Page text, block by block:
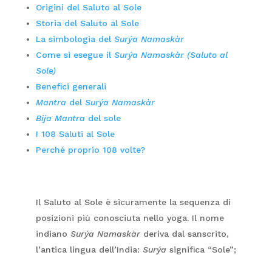
Origini del Saluto al Sole
Storia del Saluto al Sole
La simbologia del Surýa Namaskàr
Come si esegue il Surýa Namaskàr (Saluto al
Sole)
Benefici generali
Mantradel Surýa Namaskàr
Bija Mantradel sole
I 108 Saluti al Sole
Perché proprio 108 volte?
Il Saluto al Sole è sicuramente la sequenza di
posizioni più conosciuta nello yoga. Il nome
indiano Surýa Namaskàrderiva dal sanscrito,
l’antica lingua dell’India: Surýasignifica “Sole”;